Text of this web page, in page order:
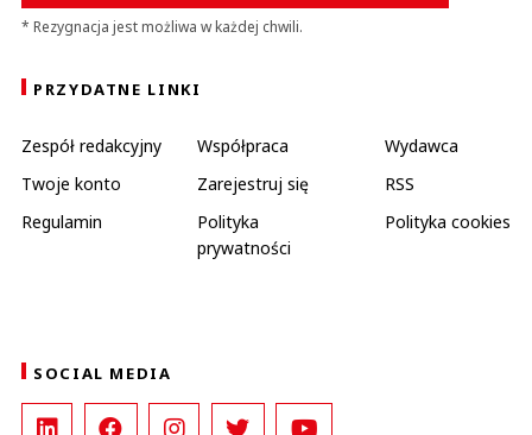
* Rezygnacja jest możliwa w każdej chwili.
PRZYDATNE LINKI
Zespół redakcyjny Współpraca
Wydawca
Twoje konto
Zarejestruj się
RSS
Regulamin
Polityka
prywatności
Polityka cookies
SOCIAL MEDIA